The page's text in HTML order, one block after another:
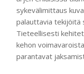
sykevälimittaus
palauttavia tekijöitä
Tieteellisesti
kehon
parantavat